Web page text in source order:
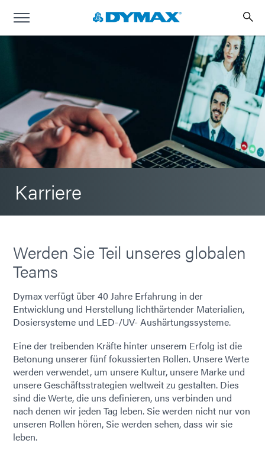
Karriere
Werden Sie Teil unseres globalen
Teams
Dymax verfügt über 40 Jahre Erfahrung in der
Entwicklung und Herstellung lichthärtender Materialien,
Dosiersysteme und LED-/UV- Aushärtungssysteme.
Eine der treibenden Kräfte hinter unserem Erfolg ist die
Betonung unserer fünf fokussierten Rollen. Unsere Werte
werden verwendet, um unsere Kultur, unsere Marke und
unsere Geschäftsstrategien weltweit zu gestalten. Dies
sind die Werte, die uns definieren, uns verbinden und
nach denen wir jeden Tag leben. Sie werden nicht nur von
unseren Rollen hören, Sie werden sehen, dass wir sie
leben.